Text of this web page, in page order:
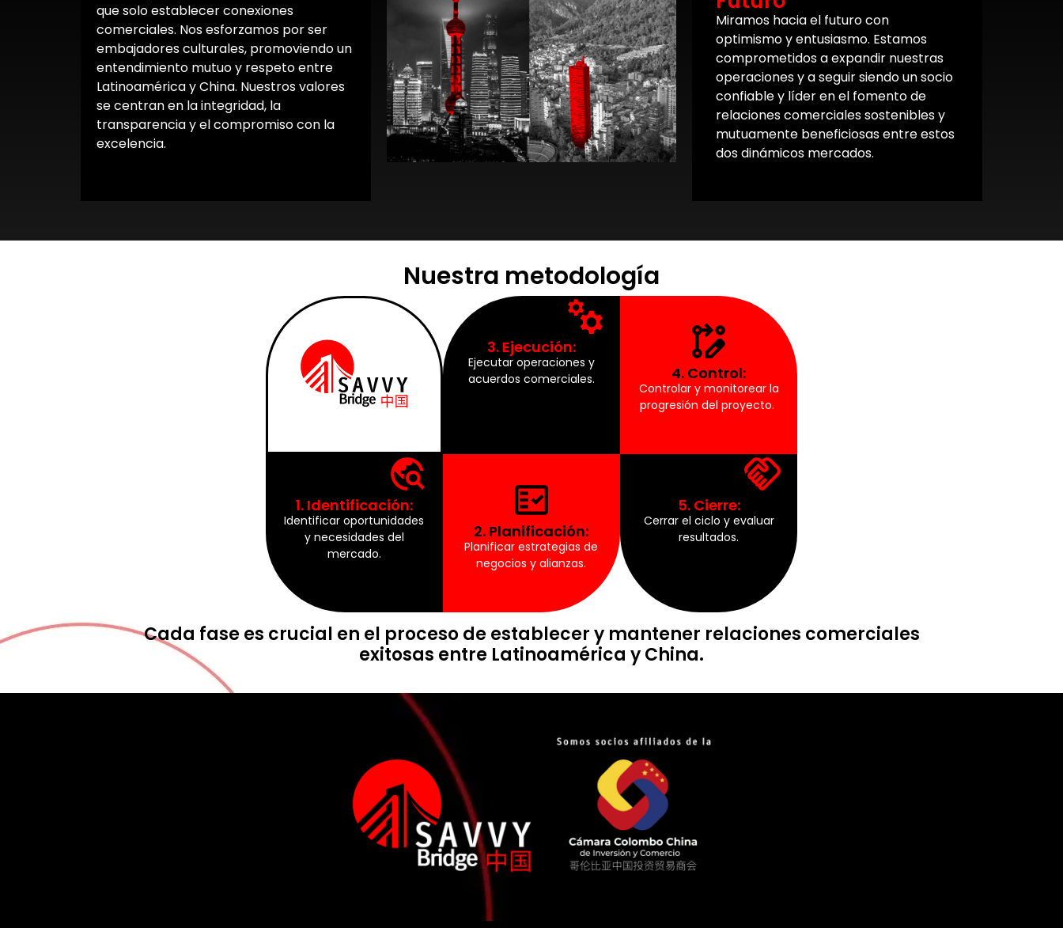
que solo establecer conexiones
comerciales. Nos esforzamos por ser
embajadores culturales, promoviendo un
entendimiento mutuo y respeto entre
Latinoamérica y China. Nuestros valores
se centran en la integridad, la
transparencia y el compromiso con la
excelencia.
Miramos hacia el futuro con
optimismo y entusiasmo. Estamos
comprometidos a expandir nuestras
operaciones y a seguir siendo un socio
confiable y líder en el fomento de
relaciones comerciales sostenibles y
mutuamente beneficiosas entre estos
dos dinámicos mercados.
Nuestra metodología
1. Identificación:
Identificar oportunidades
y necesidades del
mercado.
2. Planificación:
Planificar estrategias de
negocios y alianzas.
3. Ejecución:
Ejecutar operaciones y
acuerdos comerciales.
4. Control:
Controlar y monitorear la
progresión del proyecto.
5. Cierre:
Cerrar el ciclo y evaluar
resultados.
Cada fase es crucial en el proceso de establecer y mantener relaciones comerciales
exitosas entre Latinoamérica y China.